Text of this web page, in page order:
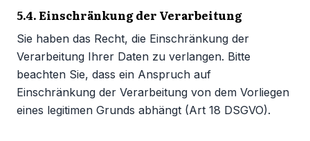
5.4. Einschränkung der Verarbeitung
Sie haben das Recht, die Einschränkung der
Verarbeitung Ihrer Daten zu verlangen. Bitte
beachten Sie, dass ein Anspruch auf
Einschränkung der Verarbeitung von dem Vorliegen
eines legitimen Grunds abhängt (Art 18 DSGVO).